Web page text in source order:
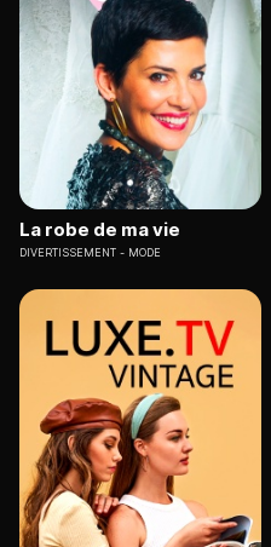
La robe de ma vie
DIVERTISSEMENT MODE